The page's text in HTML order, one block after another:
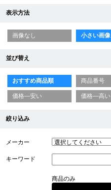
表示方法
画像なし 小さい画像
並び替え
おすすめ商品順 商品番号
価格—安い 価格—高い
絞り込み
メーカー
キーワード
商品のみ